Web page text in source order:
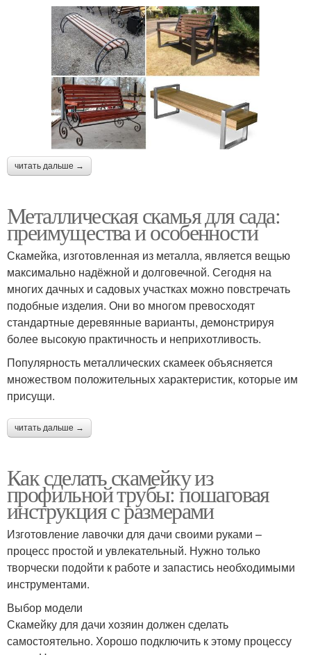
читать дальше →
Металлическая скамья для сада:
преимущества и особенности
Скамейка, изготовленная из металла, является вещью
максимально надёжной и долговечной. Сегодня на
многих дачных и садовых участках можно повстречать
подобные изделия. Они во многом превосходят
стандартные деревянные варианты, демонстрируя
более высокую практичность и неприхотливость.
Популярность металлических скамеек объясняется
множеством положительных характеристик, которые им
присущи.
читать дальше →
Как сделать скамейку из
профильной трубы: пошаговая
инструкция с размерами
Изготовление лавочки для дачи своими руками –
процесс простой и увлекательный. Нужно только
творчески подойти к работе и запастись необходимыми
инструментами.
Выбор модели
Скамейку для дачи хозяин должен сделать
самостоятельно. Хорошо подключить к этому процессу